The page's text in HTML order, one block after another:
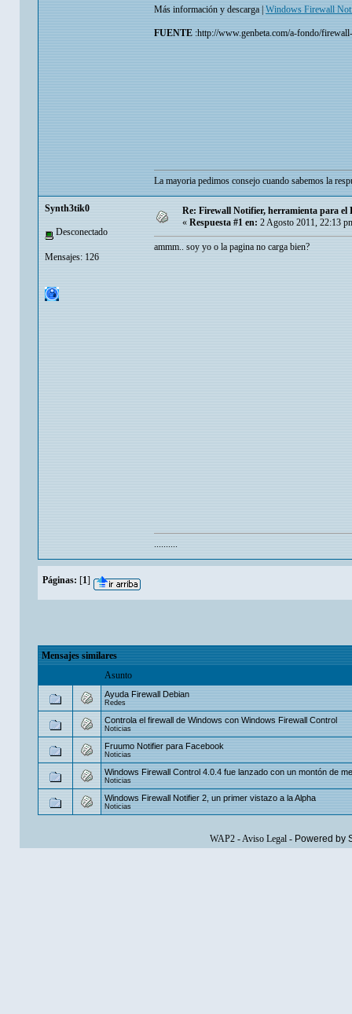
Más información y descarga |Windows Firewall
FUENTE:http://www.genbeta.com/a-fondo/
La mayoria pedimos consejo cuando sabemos la
Synth3tik0
Desconectado
Mensajes: 126
Re: Firewall Notifier, herramienta para el
« Respuesta #1 en: 2 Agosto 2011, 22:13
ammm.. soy yo o la pagina no carga bien?
..........
Páginas: [1]
Mensajes similares
Asunto
Ayuda Firewall Debian
Redes
Controla el firewall de Windows con Windows Firewall Control
Noticias
Fruumo Notifier para Facebook
Noticias
Windows Firewall Control 4.0.4 fue lanzado con un montón de
Noticias
Windows Firewall Notifier 2, un primer vistazo a la Alpha
Noticias
WAP2-Aviso Legal- Powered by